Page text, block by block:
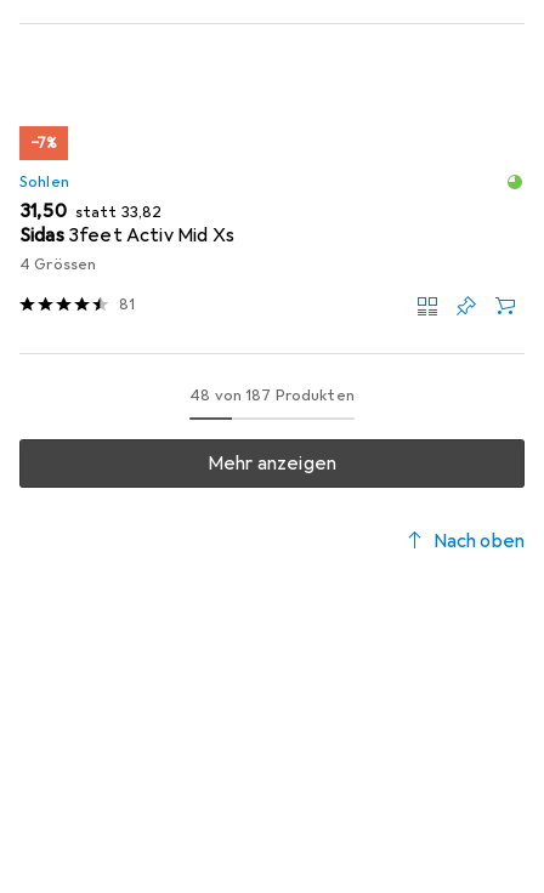
−7%
Sohlen
EUR
31,50 statt EUR
33,82
Sidas 3feet Activ Mid Xs
4 Grössen
81
48 von 187 Produkten
Mehr anzeigen
Nach oben